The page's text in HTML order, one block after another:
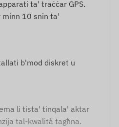
ta' traċċar GPS.
minn 10 snin ta'
b'mod diskret u
li tista' tinqala' aktar
tal-kwalità tagħna.